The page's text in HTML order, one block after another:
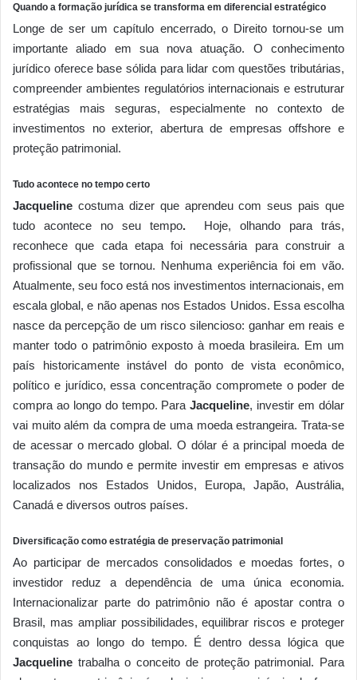
Quando a formação jurídica se transforma em diferencial estratégico
Longe de ser um capítulo encerrado, o Direito tornou-se um
importante aliado em sua nova atuação. O conhecimento
jurídico oferece base sólida para lidar com questões tributárias,
compreender ambientes regulatórios internacionais e estruturar
estratégias mais seguras, especialmente no contexto de
investimentos no exterior, abertura de empresas offshore e
proteção patrimonial.
Tudo acontece no tempo certo
Jacqueline costuma dizer que aprendeu com seus pais que
tudo acontece no seu tempo.
Hoje, olhando para trás,
reconhece que cada etapa foi necessária para construir a
profissional que se tornou. Nenhuma experiência foi em vão.
Atualmente, seu foco está nos investimentos internacionais, em
escala global, e não apenas nos Estados Unidos. Essa escolha
nasce da percepção de um risco silencioso: ganhar em reais e
manter todo o patrimônio exposto à moeda brasileira. Em um
país historicamente instável do ponto de vista econômico,
político e jurídico, essa concentração compromete o poder de
compra ao longo do tempo. ParaJacqueline, investir em dólar
vai muito além da compra de uma moeda estrangeira. Trata-se
de acessar o mercado global. O dólar é a principal moeda de
transação do mundo e permite investir em empresas e ativos
localizados nos Estados Unidos, Europa, Japão, Austrália,
Canadá e diversos outros países.
Diversificação como estratégia de preservação patrimonial
Ao participar de mercados consolidados e moedas fortes, o
investidor reduz a dependência de uma única economia.
Internacionalizar parte do patrimônio não é apostar contra o
Brasil, mas ampliar possibilidades, equilibrar riscos e proteger
conquistas ao longo do tempo. É dentro dessa lógica que
Jacqueline trabalha o conceito de proteção patrimonial. Para